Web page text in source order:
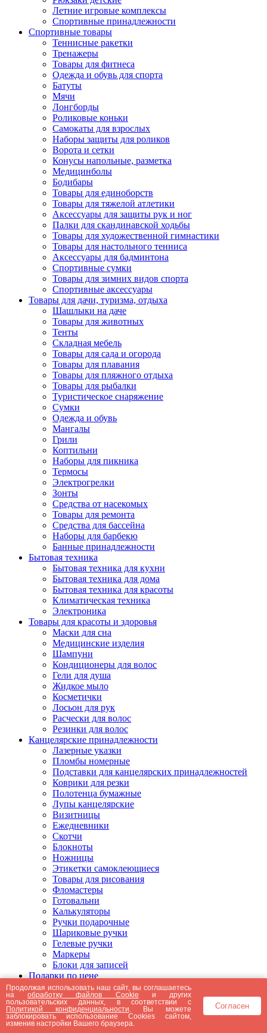
Летние игровые комплексы
Спортивные принадлежности
Спортивные товары
Теннисные ракетки
Тренажеры
Товары для фитнеса
Одежда и обувь для спорта
Батуты
Мячи
Лонгборды
Роликовые коньки
Самокаты для взрослых
Наборы защиты для роликов
Ворота и сетки
Конусы напольные, разметка
Медицинболы
Бодибары
Товары для единоборств
Товары для тяжелой атлетики
Аксессуары для защиты рук и ног
Палки для скандинавской ходьбы
Товары для художественной гимнастики
Товары для настольного тенниса
Аксессуары для бадминтона
Спортивные сумки
Товары для зимних видов спорта
Спортивные аксессуары
Товары для дачи, туризма, отдыха
Шашлыки на даче
Товары для животных
Тенты
Складная мебель
Товары для сада и огорода
Товары для плавания
Товары для пляжного отдыха
Товары для рыбалки
Туристическое снаряжение
Сумки
Одежда и обувь
Мангалы
Грили
Коптильни
Наборы для пикника
Термосы
Электрогрелки
Зонты
Средства от насекомых
Товары для ремонта
Средства для бассейна
Наборы для барбекю
Банные принадлежности
Бытовая техника
Бытовая техника для кухни
Бытовая техника для дома
Бытовая техника для красоты
Климатическая техника
Электроника
Товары для красоты и здоровья
Маски для сна
Медицинские изделия
Шампуни
Кондиционеры для волос
Гели для душа
Жидкое мыло
Косметички
Лосьон для рук
Расчески для волос
Резинки для волос
Канцелярские принадлежности
Лазерные указки
Пломбы номерные
Подставки для канцелярских принадлежностей
Коврики для резки
Полотенца бумажные
Лупы канцелярские
Визитницы
Ежедневники
Скотчи
Блокноты
Ножницы
Этикетки самоклеющиеся
Товары для рисования
Фломастеры
Готовальни
Калькуляторы
Ручки подарочные
Шариковые ручки
Гелевые ручки
Маркеры
Блоки для записей
Подарки по цене
Подарки от 5000 рублей
Подарки до 5000 рублей
Подарки до 3000 рублей
Подарки до 2000 рублей
Подарки до 1000 рублей
Продолжая использовать наш сайт, вы соглашаетесь
наобработку файлов Cookie и других
пользовательских данных, в соответствии с
Политикой конфиденциальности . Вы можете
заблокировать использование Cookies сайтом,
изменив настройки Вашего браузера.
Согласен